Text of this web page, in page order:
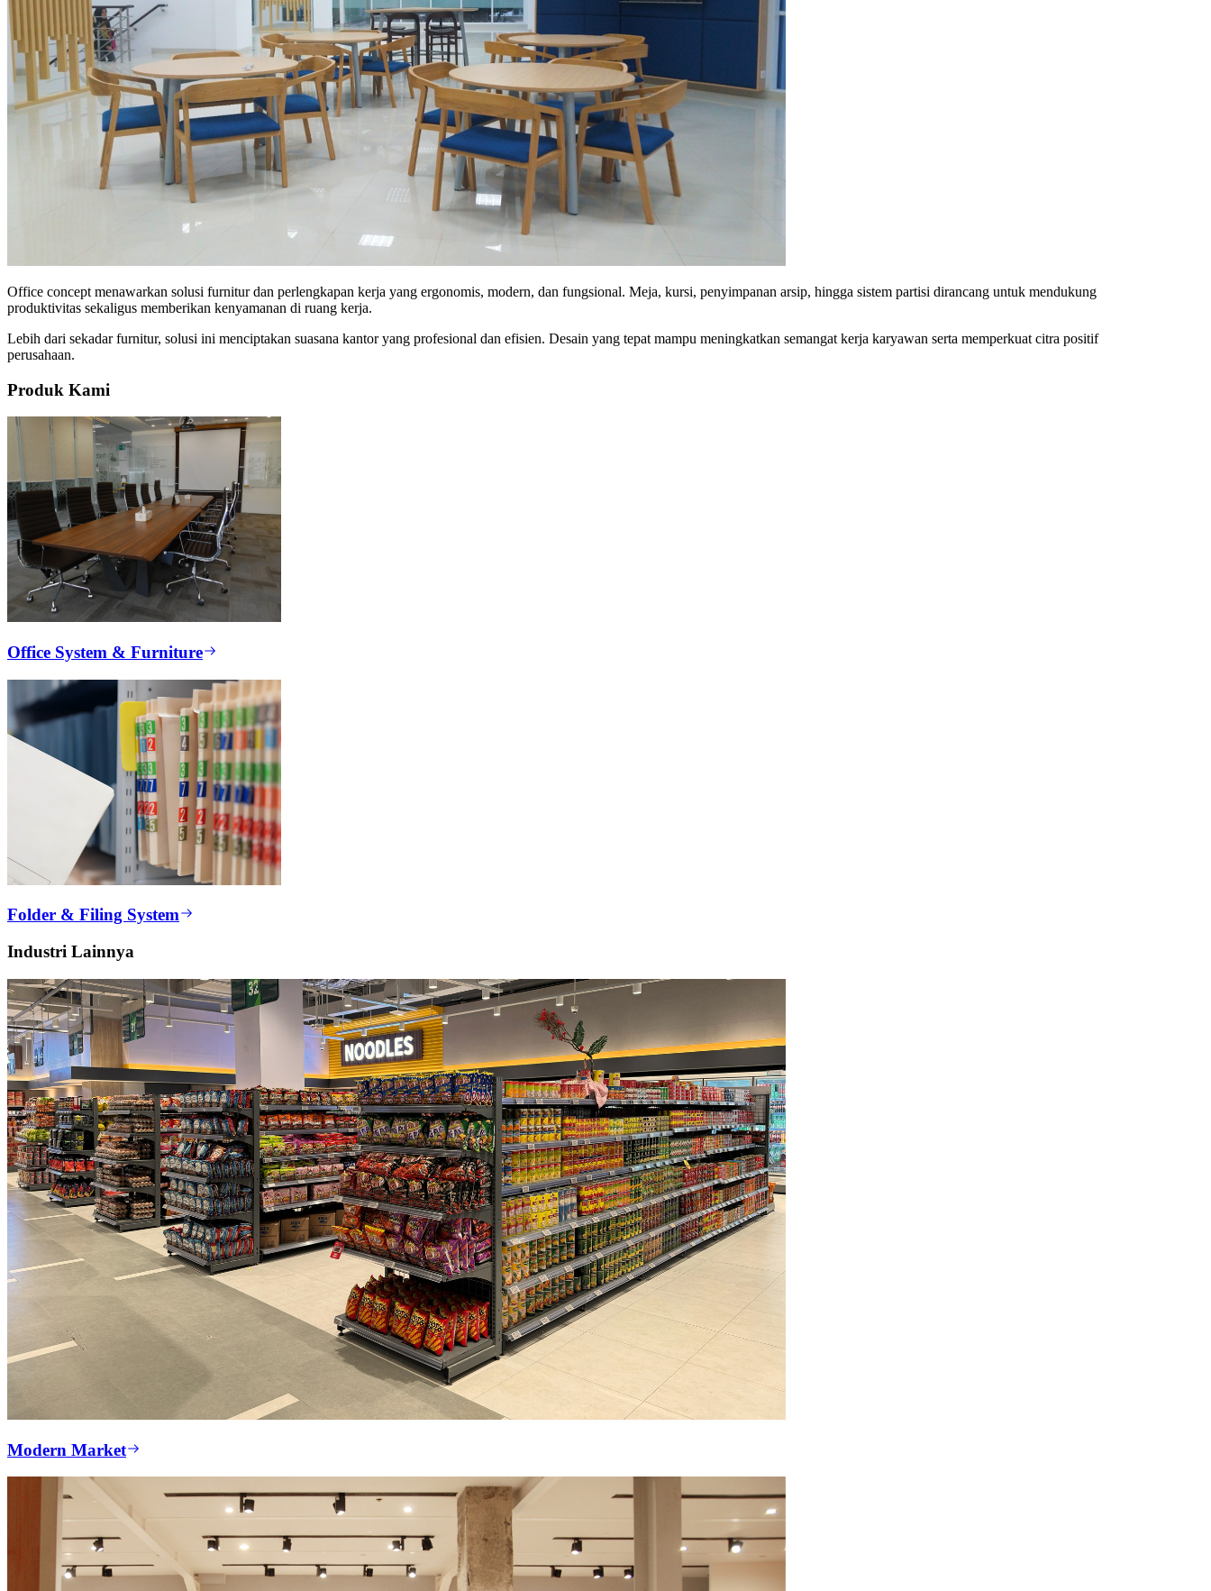
Office concept menawarkan solusi furnitur dan perlengkapan kerja yang ergonomis, modern, dan fungsional. Meja, kursi, penyimpanan arsip, hingga sistem partisi dirancang untuk mendukung
produktivitas sekaligus memberikan kenyamanan di ruang kerja.
Lebih dari sekadar furnitur, solusi ini menciptakan suasana kantor yang profesional dan efisien. Desain yang tepat mampu meningkatkan semangat kerja karyawan serta memperkuat citra positif
perusahaan.
Produk Kami
Office System & Furniture
Folder & Filing System
Industri Lainnya
Modern Market